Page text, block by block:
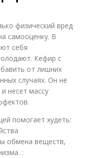
физический вред
самооценку. В
себя
Кефир с
от лишних
случаях. Он не
несет массу
помогает худеть:
обмена веществ,
: